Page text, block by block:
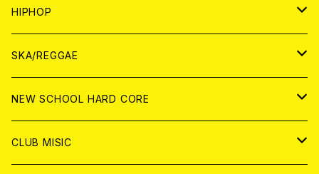
ANALOG
ANALOG
CD
ANALOG
CD
ANALOG
WORLD
ANALOG
CD
JAPAN
CD
ANALOG
WORLD
CD
ANALOG
HIPHOP
JAPAN
CD
ANALOG
WORLD
CD
SKA/REGGAE
JAPAN
CD
WORLD
NEW SCHOOL HARD CORE
JAPAN
CLUB MISIC